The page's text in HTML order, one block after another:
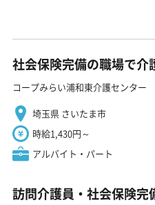
社会保険完備の職場で介
コープみらい浦和東介護センター
埼玉県 さいたま市
時給1,430円～
アルバイト・パート
訪問介護員・社会保険